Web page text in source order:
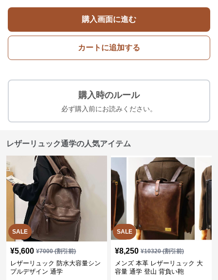
購入画面に進む
カートに追加する
購入時のルール
必ず購入前にお読みください。
レザーリュック通学の人気アイテム
SALE
¥5,600 ¥7000(割引前)
レザーリュック 防水大容量シン
プルデザイン 通学
SALE
¥8,250 ¥10320(割引前)
メンズ 本革 レザーリュック 大
容量 通学 登山 背負い鞄